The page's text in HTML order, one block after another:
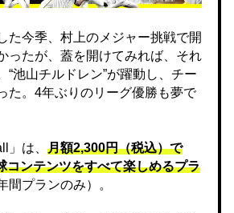
た今季、村上のメジャー挑戦で開
ったが、蓋を開けてみれば、それ
“池山チルドレン”が躍動し、チー
た。4年ぶりのリーグ優勝も夢で
」は、 月額2,300円（税込）で
コンテンツをすべて楽しめるプラ
間プランのみ）。